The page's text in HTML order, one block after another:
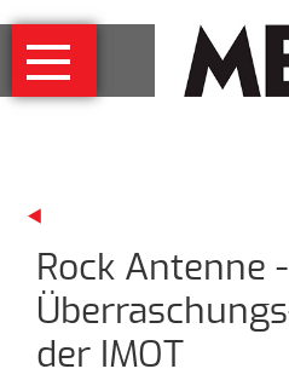
Navigation
überspringen
MEHRSi
Wer
Ziel
Strategie
Schirmherrschaft
Rock Antenne -
der IMOT